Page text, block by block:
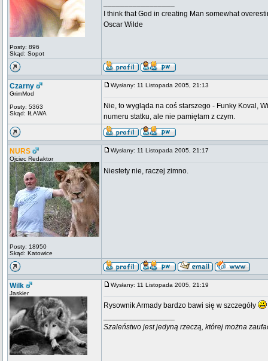
Posty: 896
Skąd: Sopot
I think that God in creating Man somewhat
Oscar Wilde
Czarny
GrimMod
Posty: 5363
Skąd: IŁAWA
Wysłany: 11 Listopada 2005, 21:13
Nie, to wygląda na coś starszego - Funky Koval,
numeru statku, ale nie pamiętam z czym.
NURS
Ojciec Redaktor
Posty: 18950
Skąd: Katowice
Wysłany: 11 Listopada 2005, 21:17
Niestety nie, raczej zimno.
Wilk
Jaskier
Wysłany: 11 Listopada 2005, 21:19
Rysownik Armady bardzo bawi się w szczegóły
Szaleństwo jest jedyną rzeczą, której można